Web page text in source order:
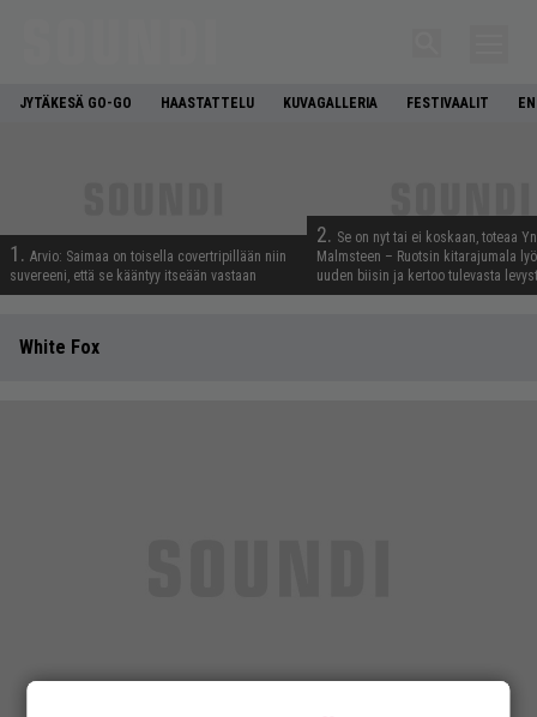
JYTÄKESÄ GO-GO HAASTATTELU KUVAGALLERIA FESTIVAALIT
1. Arvio: Saimaa on toisella covertripillään niin
suvereeni, että se kääntyy itseään vastaan
2. Se on nyt tai ei koskaan, toteaa
Malmsteen – Ruotsin kitarajumala
uuden biisin ja kertoo tulevasta
White Fox